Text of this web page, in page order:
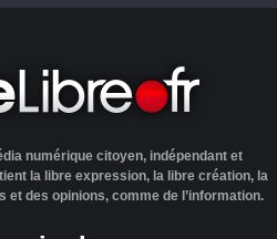
numérique citoyen, indépendant et
la libre expression, la libre création, la
et des opinions, comme de l’information.